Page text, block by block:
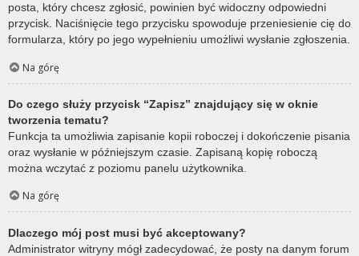
posta, który chcesz zgłosić, powinien być widoczny odpowiedni
przycisk. Naciśnięcie tego przycisku spowoduje przeniesienie cię do
formularza, który po jego wypełnieniu umożliwi wysłanie zgłoszenia.
Na górę
Do czego służy przycisk “Zapisz” znajdujący się w oknie
tworzenia tematu?
Funkcja ta umożliwia zapisanie kopii roboczej i dokończenie pisania
oraz wysłanie w późniejszym czasie. Zapisaną kopię roboczą
można wczytać z poziomu panelu użytkownika.
Na górę
Dlaczego mój post musi być akceptowany?
Administrator witryny mógł zadecydować, że posty na danym forum